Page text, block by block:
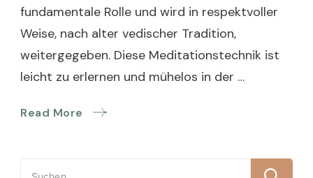
fundamentale Rolle und wird in respektvoller
Weise, nach alter vedischer Tradition,
weitergegeben. Diese Meditationstechnik ist
leicht zu erlernen und mühelos in der …
Read More
Suchen